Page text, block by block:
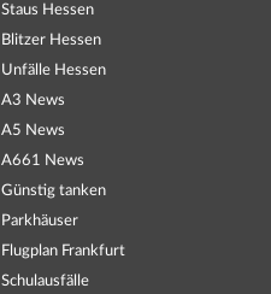
Staus Hessen
Blitzer Hessen
Unfälle Hessen
A3 News
A5 News
A661 News
Günstig tanken
Parkhäuser
Flugplan Frankfurt
Schulausfälle